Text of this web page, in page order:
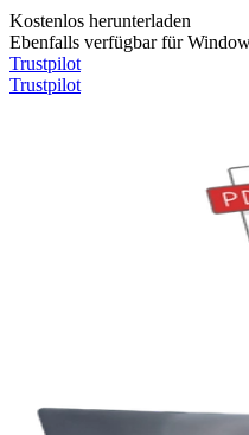
Kostenlos herunterladen
Ebenfalls verfügbar für
Trustpilot
Trustpilot